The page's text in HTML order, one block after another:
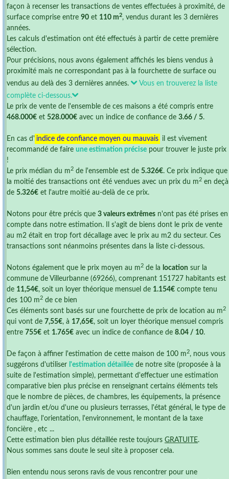
façon à recenser les transactions de ventes effectuées à proximité, de
surface comprise entre 90 et 110 m2, vendus durant les 3 dernières
années.
Les calculs d'estimation ont été effectués à partir de cette première
sélection.
Pour précisions, nous avons également affichés les biens vendus à
proximité mais ne correspondant pas à la fourchette de surface ou
vendus au delà des 3 dernières années.
Vous en trouverez la liste
complète ci-dessous.
Le prix de vente de l'ensemble de ces maisons a été compris entre
468.000€ et 528.000€ avec un indice de confiance de 3.66 / 5.
En cas d' indice de confiance moyen ou mauvais il est vivement
recommandé de faire une estimation précise pour trouver le juste prix
!
Le prix médian du m 2 de l'ensemble est de 5.326€. Ce prix indique que
la moitié des transactions ont été vendues avec un prix du m 2 en deçà
de 5.326€ et l'autre moitié au-delà de ce prix.
Notons pour être précis que 3 valeurs extrêmes n'ont pas été prises en
compte dans notre estimation. Il s'agit de biens dont le prix de vente
au m2 était en trop fort décallage avec le prix au m2 du secteur. Ces
transactions sont néanmoins présentes dans la liste ci-dessous.
Notons également que le prix moyen au m 2 de la location sur la
commune de Villeurbanne (69266), comprenant 151727 habitants est
de 11,54€, soit un loyer théorique mensuel de 1.154€ compte tenu
des 100 m 2 de ce bien
Ces éléments sont basés sur une fourchette de prix de location au m 2
qui vont de 7,55€, à 17,65€, soit un loyer théorique mensuel compris
entre 755€ et 1.765€ avec un indice de confiance de 8.04 / 10.
De façon à affiner l'estimation de cette maison de 100 m 2, nous vous
suggérons d'utiliser l'estimation détaillée de notre site (proposée à la
suite de l'estimation simple), permettant d'effectuer une estimation
comparative bien plus précise en renseignant certains éléments tels
que le nombre de pièces, de chambres, les équipements, la présence
d'un jardin et/ou d'une ou plusieurs terrasses, l'état général, le type de
chauffage, l'orientation, l'environnement, le montant de la taxe
foncière , etc ...
Cette estimation bien plus détaillée reste toujours GRATUITE.
Nous sommes sans doute le seul site à proposer cela.
Bien entendu nous serons ravis de vous rencontrer pour une